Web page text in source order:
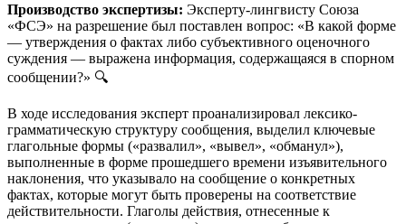
Производство экспертизы: Эксперту-лингвисту Союза
«ФСЭ» на разрешение был поставлен вопрос: «В какой форме
— утверждения о фактах либо субъективного оценочного
суждения — выражена информация, содержащаяся в спорном
сообщении?» 🔍
В ходе исследования эксперт проанализировал лексико-
грамматическую структуру сообщения, выделил ключевые
глагольные формы («развалил», «вывел», «обманул»),
выполненные в форме прошедшего времени изъявительного
наклонения, что указывало на сообщение о конкретных
фактах, которые могут быть проверены на соответствие
действительности. Глаголы действия, отнесенные к